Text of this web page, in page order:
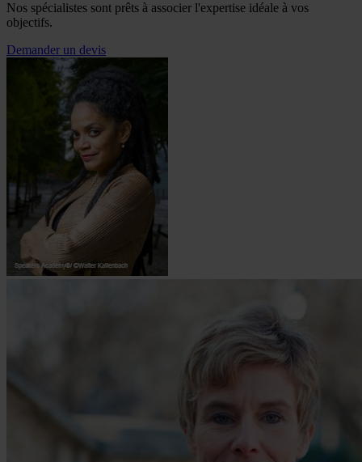
Nos spécialistes sont prêts à associer l'expertise idéale à vos
objectifs.
Demander un devis